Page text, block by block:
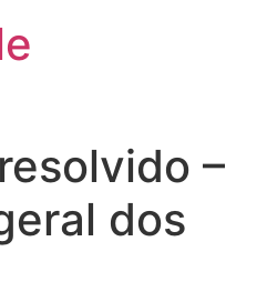
–
dos